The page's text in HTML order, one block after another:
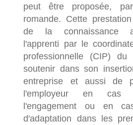
peut être proposée,
romande. Cette
de la connaissance
l'apprenti par le
professionnelle (CIP)
soutenir dans son
entreprise et aussi de
l'employeur en cas
l'engagement ou en
d'adaptation dans les